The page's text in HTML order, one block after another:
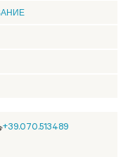
+39.070.513489